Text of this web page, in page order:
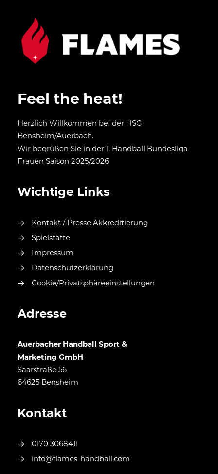
Feel the heat!
Herzlich Willkommen bei der HSG
Bensheim/Auerbach.
Wir begrüßen Sie in der 1. Handball Bundesliga
Frauen Saison 2025/2026
Wichtige Links
Kontakt / Presse Akkreditierung
Spielstätte
Impressum
Datenschutzerklärung
Cookie/Privatsphäreeinstellungen
Adresse
Auerbacher Handball Sport &
Marketing GmbH
Saarstraße 56
64625 Bensheim
Kontakt
0170 3068411
info@flames-handball.com